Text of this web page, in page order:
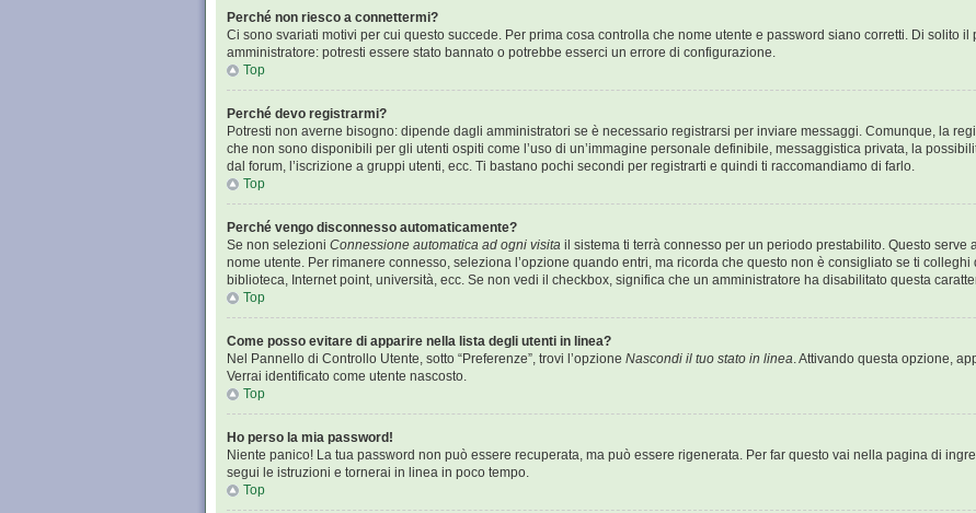
Perché non riesco a connettermi?
Ci sono svariati motivi per cui questo succede. Per prima cosa controlla che nome utente e password siano corretti. Di solito
amministratore: potresti essere stato bannato o potrebbe esserci un errore di configurazione.
Top
Perché devo registrarmi?
Potresti non averne bisogno: dipende dagli amministratori se è necessario registrarsi per inviare messaggi. Comunque, la
che non sono disponibili per gli utenti ospiti come l’uso di un’immagine personale definibile, messaggistica privata, la
dal forum, l’iscrizione a gruppi utenti, ecc. Ti bastano pochi secondi per registrarti e quindi ti raccomandiamo di farlo.
Top
Perché vengo disconnesso automaticamente?
Se non selezioni Connessione automatica ad ogni visita il sistema ti terrà connesso per un periodo prestabilito. Questo
nome utente. Per rimanere connesso, seleziona l’opzione quando entri, ma ricorda che questo non è consigliato se ti
biblioteca, Internet point, università, ecc. Se non vedi il checkbox, significa che un amministratore ha disabilitato questa
Top
Come posso evitare di apparire nella lista degli utenti in linea?
Nel Pannello di Controllo Utente, sotto “Preferenze”, trovi l’opzione Nascondi il tuo stato in linea. Attivando questa opzione,
Verrai identificato come utente nascosto.
Top
Ho perso la mia password!
Niente panico! La tua password non può essere recuperata, ma può essere rigenerata. Per far questo vai nella pagina di
segui le istruzioni e tornerai in linea in poco tempo.
Top